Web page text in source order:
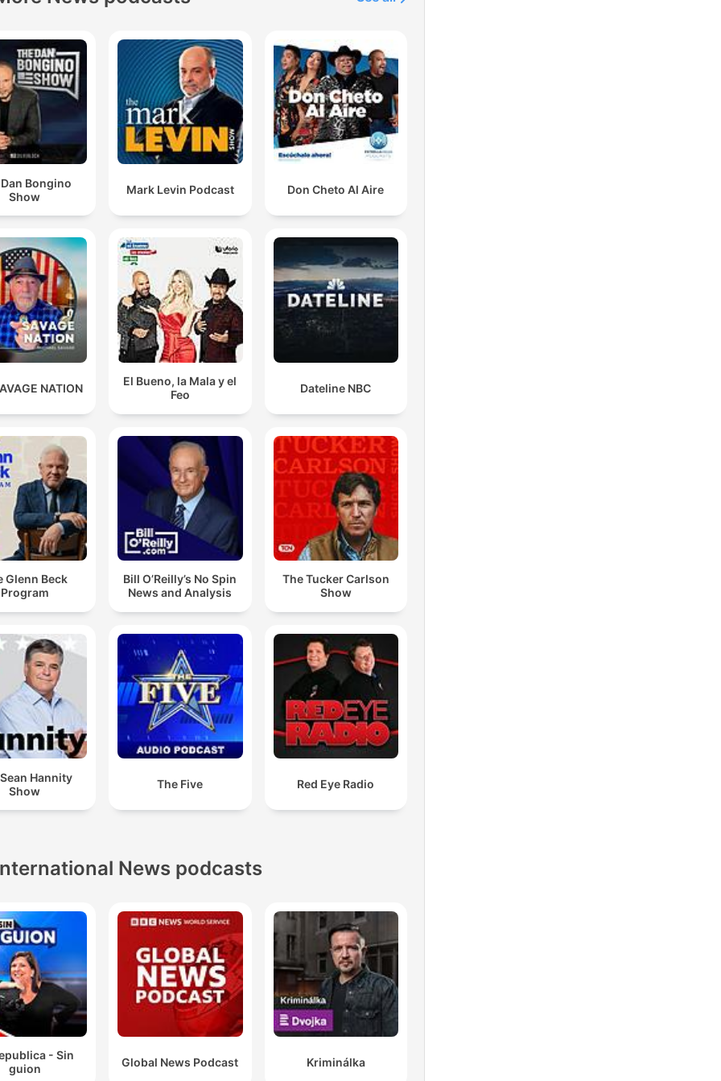
também que se produzem na luminosidade, na
iluminação, etc.
00:05:17 · O diretor do Planetário descreve como o
comportamento dos animais é afetado pela mudança de luz
durante o eclipse.
se produzem umas oleadas como de vento, e os
animais, em alguns casos, têm atitudes anómalas com
respeito ao seu comportamento normal de cada dia.
comportamentais imediatas causadas pela ocultação solar.
Mirar o sol é muito perigoso. Mirar durante um tempo
prolongado, ou até segundos.
00:07:41 · Um alerta vital sobre os riscos de observar o sol
diretamente sem a proteção adequada.
Tem que utilizar o que chamamos de gafas de eclipse,
é o único que é, digamos, aconselhável para mirar o sol.
00:08:12 · A recomendação técnica sobre o único tipo de
equipamento seguro para a observação do fenômeno.
Bongino
Show
Mark Levin Podcast Don Cheto Al Aire
NATION
El Bueno, la Mala y el
Feo
Dateline NBC
Glenn Beck
Program
Bill O’Reilly’s No Spin
News and Analysis
The Tucker Carlson
Show
Hannity
Show
The Five Red Eye Radio
News podcasts
- Sin
guion
Global News Podcast Kriminálka